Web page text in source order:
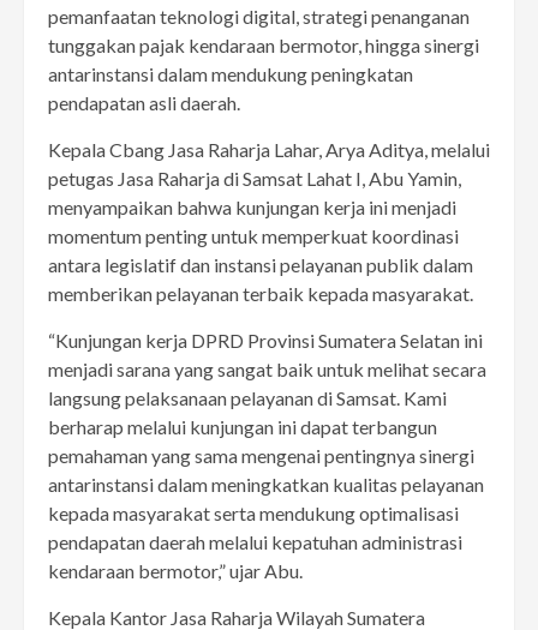
pemanfaatan teknologi digital, strategi penanganan
tunggakan pajak kendaraan bermotor, hingga sinergi
antarinstansi dalam mendukung peningkatan
pendapatan asli daerah.
Kepala Cbang Jasa Raharja Lahar, Arya Aditya, melalui
petugas Jasa Raharja di Samsat Lahat I, Abu Yamin,
menyampaikan bahwa kunjungan kerja ini menjadi
momentum penting untuk memperkuat koordinasi
antara legislatif dan instansi pelayanan publik dalam
memberikan pelayanan terbaik kepada masyarakat.
“Kunjungan kerja DPRD Provinsi Sumatera Selatan ini
menjadi sarana yang sangat baik untuk melihat secara
langsung pelaksanaan pelayanan di Samsat. Kami
berharap melalui kunjungan ini dapat terbangun
pemahaman yang sama mengenai pentingnya sinergi
antarinstansi dalam meningkatkan kualitas pelayanan
kepada masyarakat serta mendukung optimalisasi
pendapatan daerah melalui kepatuhan administrasi
kendaraan bermotor,” ujar Abu.
Kepala Kantor Jasa Raharja Wilayah Sumatera